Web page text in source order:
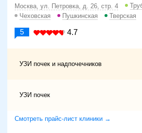
Москва, ул. Петровка, д. 26, стр. 4
Чеховская
Пушкинская Тверская
5 4.7
УЗИ почек и надпочечников
УЗИ почек
Смотреть прайс-лист клиники →